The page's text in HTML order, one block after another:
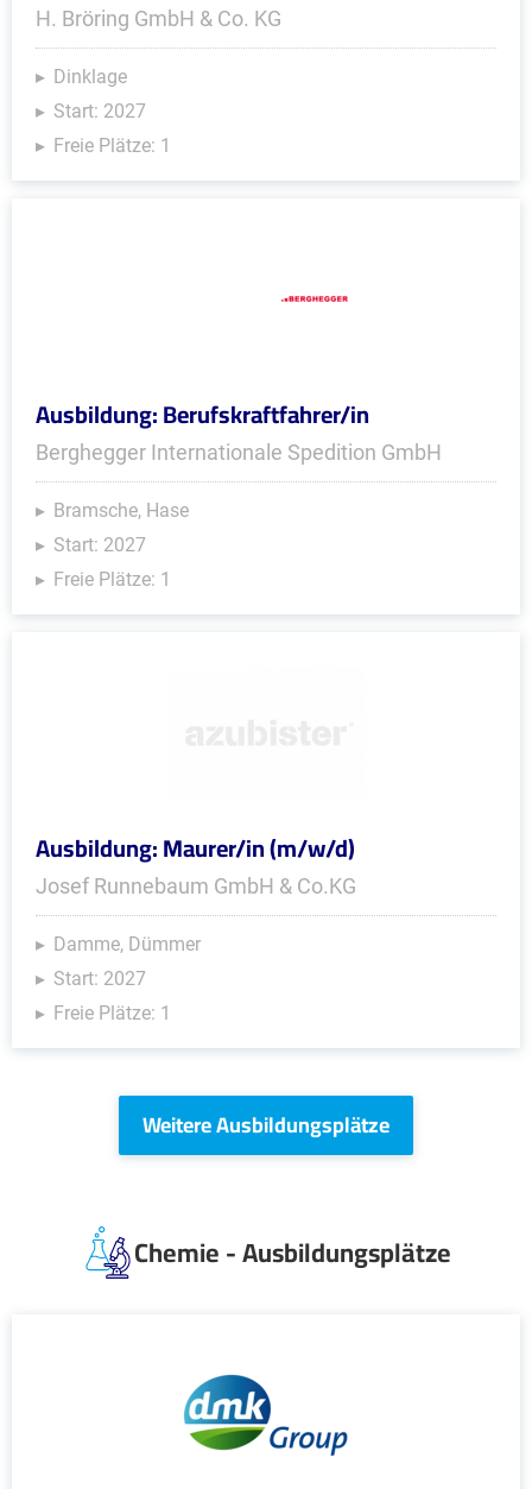
H. Bröring GmbH & Co. KG
Dinklage
Start: 2027
Freie Plätze: 1
Ausbildung: Berufskraftfahrer/in
Berghegger Internationale Spedition GmbH
Bramsche, Hase
Start: 2027
Freie Plätze: 1
Ausbildung: Maurer/in (m/w/d)
Josef Runnebaum GmbH & Co.KG
Damme, Dümmer
Start: 2027
Freie Plätze: 1
Weitere Ausbildungsplätze
Chemie - Ausbildungsplätze